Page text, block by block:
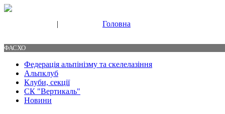
| Головна
ФАСХО
Федерація альпінізму та скелелазіння
Альпклуб
Клуби, секції
СК "Вертикаль"
Новини